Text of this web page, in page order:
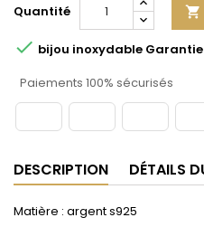
Quantité

 bijou inoxydable Garantie
Paiements 100% sécurisés
DESCRIPTION DÉTAILS
Matière : argent s925